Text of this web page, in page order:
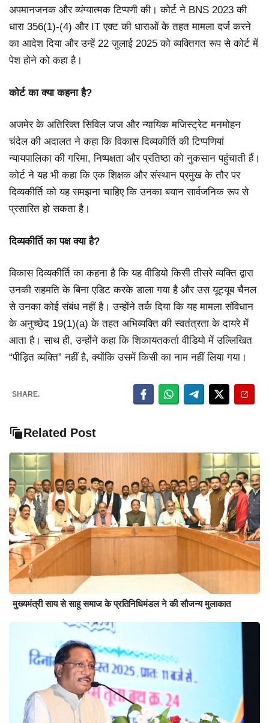
अपमानजनक और व्यंग्यात्मक टिप्पणी की। कोर्ट ने BNS 2023 की
धारा 356(1)-(4) और IT एक्ट की धाराओं के तहत मामला दर्ज करने
का आदेश दिया और उन्हें 22 जुलाई 2025 को व्यक्तिगत रूप से कोर्ट में
पेश होने को कहा है।
कोर्ट का क्या कहना है?
अजमेर के अतिरिक्त सिविल जज और न्यायिक मजिस्ट्रेट मनमोहन
चंदेल की अदालत ने कहा कि विकास दिव्यकीर्ति की टिप्पणियां
न्यायपालिका की गरिमा, निष्पक्षता और प्रतिष्ठा को नुकसान पहुंचाती हैं।
कोर्ट ने यह भी कहा कि एक शिक्षक और संस्थान प्रमुख के तौर पर
दिव्यकीर्ति को यह समझना चाहिए कि उनका बयान सार्वजनिक रूप से
प्रसारित हो सकता है।
दिव्यकीर्ति का पक्ष क्या है?
विकास दिव्यकीर्ति का कहना है कि यह वीडियो किसी तीसरे व्यक्ति द्वारा
उनकी सहमति के बिना एडिट करके डाला गया है और उस यूट्यूब चैनल
से उनका कोई संबंध नहीं है। उन्होंने तर्क दिया कि यह मामला संविधान
के अनुच्छेद 19(1)(a) के तहत अभिव्यक्ति की स्वतंत्रता के दायरे में
आता है। साथ ही, उन्होंने कहा कि शिकायतकर्ता वीडियो में उल्लिखित
“पीड़ित व्यक्ति” नहीं है, क्योंकि उसमें किसी का नाम नहीं लिया गया।
SHARE.
Related Post
मुख्यमंत्री साय से साहू समाज के प्रतिनिधिमंडल ने की सौजन्य मुलाकात